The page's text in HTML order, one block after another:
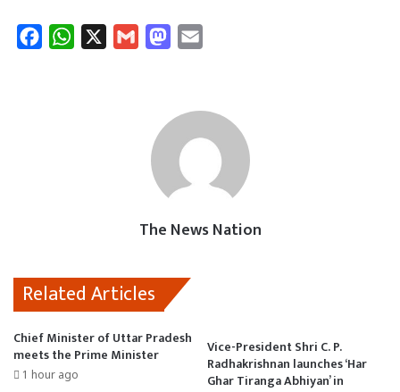
W
M
o
i
l
The News Nation
Related Articles
Chief Minister of Uttar Pradesh
meets the Prime Minister
1 hour ago
Vice-President Shri C. P.
Radhakrishnan launches ‘Har
Ghar Tiranga Abhiyan’ in